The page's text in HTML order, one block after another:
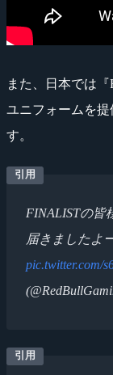
また、日本では
ユニフォームを
す。
FINALISTの皆
届きましたよ
pic.twitter.com/